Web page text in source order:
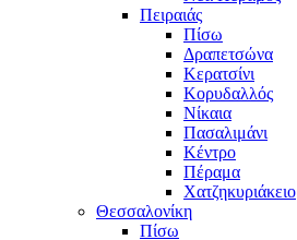
Πειραιάς
Πίσω
Δραπετσώνα
Κερατσίνι
Κορυδαλλός
Νίκαια
Πασαλιμάνι
Κέντρο
Πέραμα
Χατζηκυριάκειο
Θεσσαλονίκη
Πίσω